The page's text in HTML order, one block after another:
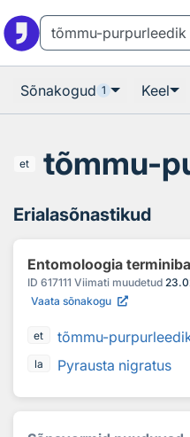
Sõnakogud 1 Keel
et tõmmu-
Erialasõnastikud
Entomoloogia
ID 617111 Viimati muudetud
Vaata sõnakogu
et tõmmu-
la Pyrausta nigratus